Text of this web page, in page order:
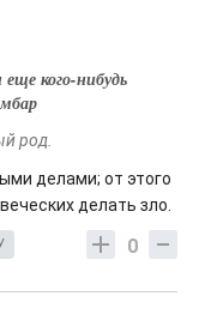
кого-нибудь
род.
делами; от этого
делать зло.
0